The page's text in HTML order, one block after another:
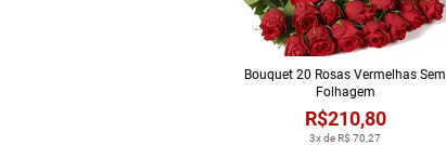
3x de R$ 70,27
R$210,80
Bouquet 20 Rosas Vermelhas Sem
Folhagem